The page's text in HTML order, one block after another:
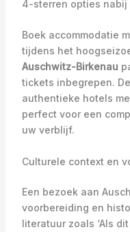
4-sterren opties nabij
Boek accommodatie
tijdens het
Auschwitz-Birkenau
tickets inbegrepen.
authentieke hotels
perfect voor een
uw verblijf.
Culturele context en
Een bezoek aan
voorbereiding en
literatuur zoals ‘Als